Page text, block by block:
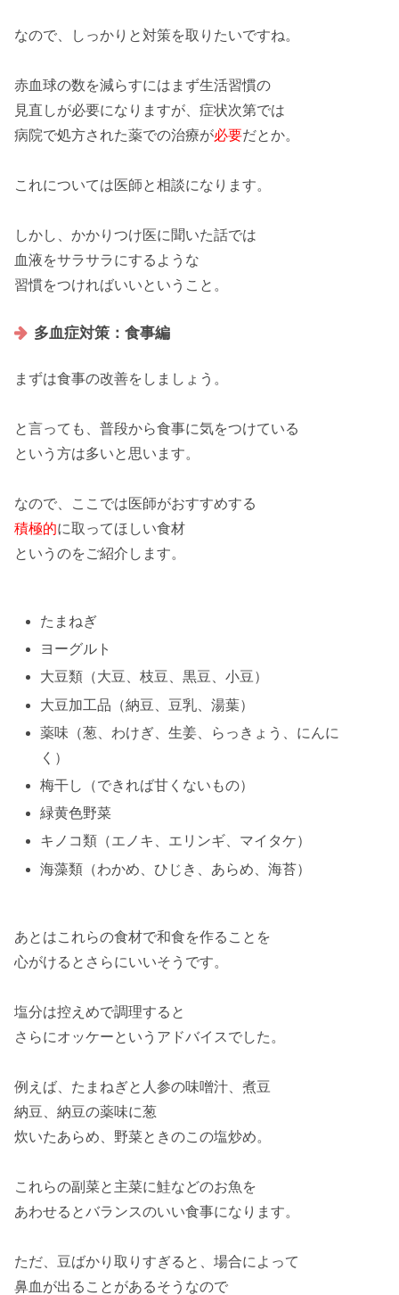
なので、しっかりと 対策を取りたいですね。
赤血球の数を減らすにはまず生活習慣の
見直しが必要になりますが、 症状次第では
病院で処方された薬での治療が必要だとか。
これについては医師と相談になります。
しかし、かかりつけ医に 聞いた話では
血液をサラサラにするような
習慣をつければいいということ。
多血症対策：食事編
まずは食事の改善をしましょう。
と言っても、普段から食事に気をつけている
という方は多いと思います。
なので、ここでは医師がおすすめする
積極的に取ってほしい食材
というのをご紹介します。
たまねぎ
ヨーグルト
大豆類（大豆、枝豆、黒豆、小豆）
大豆加工品（納豆、豆乳、湯葉）
薬味（葱、わけぎ、生姜、らっきょう、にんに
く）
梅干し（できれば甘くないもの）
緑黄色野菜
キノコ類（エノキ、エリンギ、マイタケ）
海藻類（わかめ、ひじき、あらめ、海苔）
あとはこれらの食材で和食を作ることを
心がけると さらにいいそうです。
塩分は控えめで調理すると
さらにオッケーという アドバイス でした。
例えば、 たまねぎと 人参の味噌汁、 煮豆
納豆
、納豆の薬味に葱
炊いたあらめ 野菜と きのこ の塩炒め。
これらの副菜と主菜に鮭などのお魚を
あわせるとバランスのいい食事になります。
ただ、 豆ばかり取りすぎると、場合によって
鼻血 が出ることがあるそうなので